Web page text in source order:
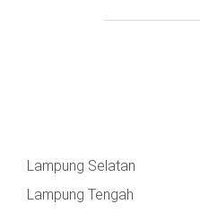
Lampung Selatan
Lampung Tengah